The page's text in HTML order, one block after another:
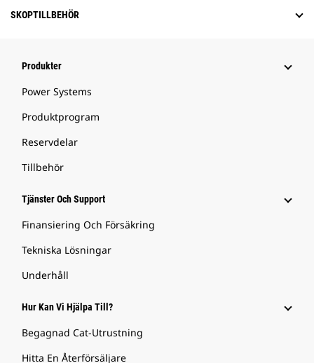
SKOPTILLBEHÖR
Produkter
Power Systems
Produktprogram
Reservdelar
Tillbehör
Tjänster Och Support
Finansiering Och Försäkring
Tekniska Lösningar
Underhåll
Hur Kan Vi Hjälpa Till?
Begagnad Cat-Utrustning
Hitta En Återförsäljare